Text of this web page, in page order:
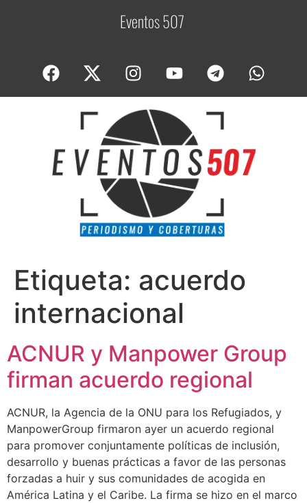
Eventos 507C
Etiqueta: acuerdo
internacional
ACNUR y Manpower Group
firman acuerdo regional
ACNUR, la Agencia de la ONU para los Refugiados, y
ManpowerGroup firmaron ayer un acuerdo regional
para promover conjuntamente políticas de inclusión,
desarrollo y buenas prácticas a favor de las personas
forzadas a huir y sus comunidades de acogida en
América Latina y el Caribe. La firma se hizo en el marco